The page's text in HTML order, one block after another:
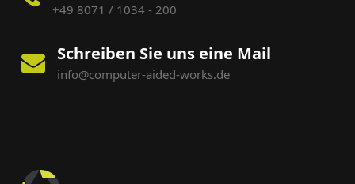
+49 8071 / 1034 - 200
Schreiben Sie uns eine Mail
info@computer-aided-works.de